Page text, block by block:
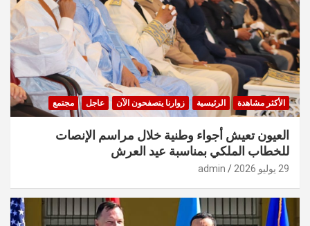
الأكثر مشاهدة الرئيسية زوارنا يتصفحون الآن عاجل مجتمع
العيون تعيش أجواء وطنية خلال مراسم الإنصات
للخطاب الملكي بمناسبة عيد العرش
29 يوليو 2026 admin